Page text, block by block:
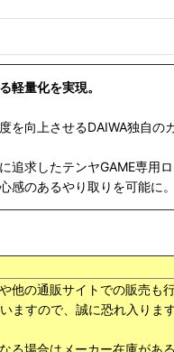
軽量化を実現。
を向上させるDAIWA独自
追求したテンヤGAME専用
感のあるやり取りを可能に。
他の通販サイトでの販売も
ますので、誠に恐れ入りま
る場合はメーカー在庫があ